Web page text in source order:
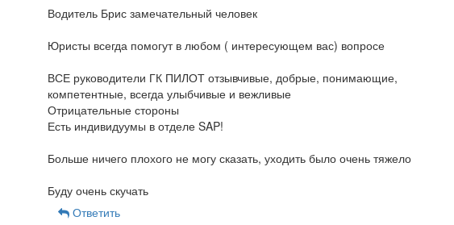
Водитель Брис замечательный человек
Юристы всегда помогут в любом ( интересующем вас) вопросе
ВСЕ руководители ГК ПИЛОТ отзывчивые, добрые, понимающие,
компетентные, всегда улыбчивые и вежливые
Отрицательные стороны
Есть индивидуумы в отделе SAP!
Больше ничего плохого не могу сказать, уходить было очень тяжело
Буду очень скучать
Ответить